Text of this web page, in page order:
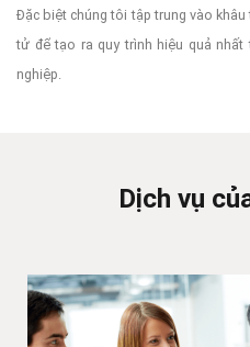
Đặc biệt chúng tôi tập trung vào
tử để tạo ra quy trình hiệu quả
nghiệp.
Dịch vụ